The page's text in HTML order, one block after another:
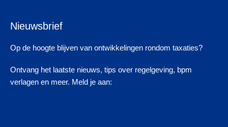
Nieuwsbrief
Op de hoogte blijven van ontwikkelingen rondom taxaties?
Ontvang het laatste nieuws, tips over regelgeving, bpm
verlagen en meer. Meld je aan: